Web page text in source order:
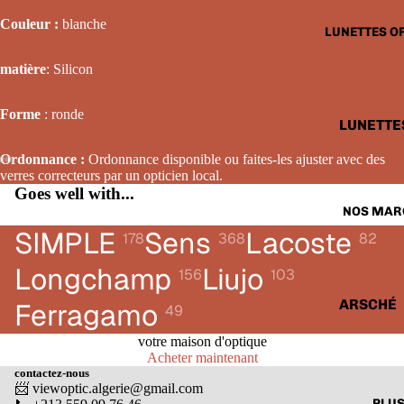
LUNETTES
HOMME
FEMME
NOS
ARSCHÉ
CARTIER
Couleur : blanche
matière: Silicon
Forme : ronde
Ordonnance : Ordonnance disponible ou faites-les ajuster avec des
verres correcteurs par un opticien local.
Goes well with...
SIMPLE 178Sens 368Lacoste 82
Longchamp 156Liujo 103
Ferragamo 49
votre maison d'optique
Acheter maintenant
contactez-nous
📨 viewoptic.algerie@gmail.com